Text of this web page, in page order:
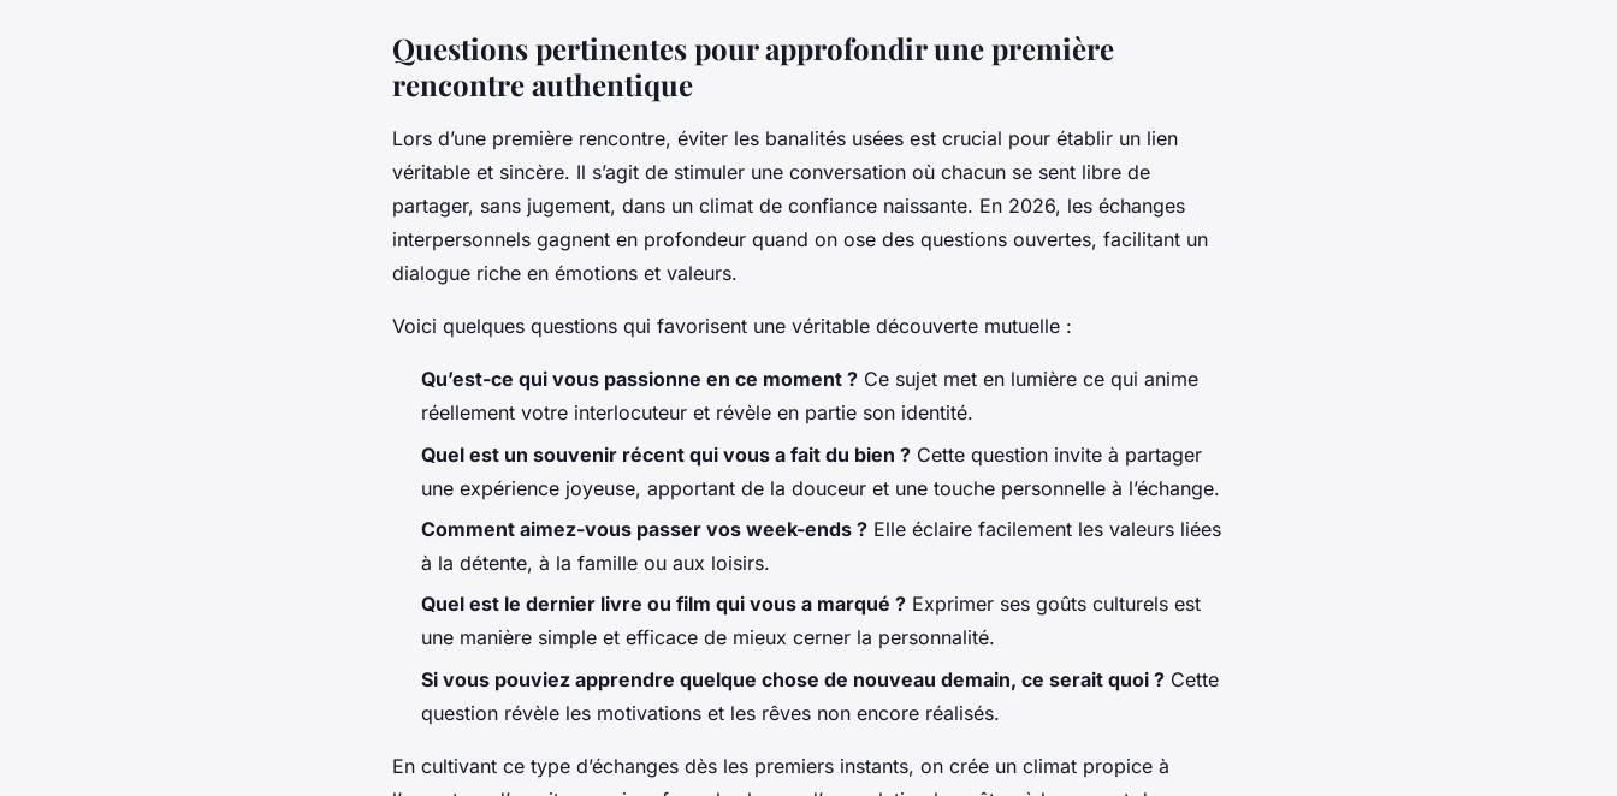
Questions pertinentes pour approfondir une première
rencontre authentique
Lors d’une première rencontre, éviter les banalités usées est crucial pour établir un lien
véritable et sincère. Il s’agit de stimuler une conversation où chacun se sent libre de
partager, sans jugement, dans un climat de confiance naissante. En 2026, les échanges
interpersonnels gagnent en profondeur quand on ose des questions ouvertes, facilitant un
dialogue riche en émotions et valeurs.
Voici quelques questions qui favorisent une véritable découverte mutuelle :
Qu’est-ce qui vous passionne en ce moment ? Ce sujet met en lumière ce qui anime
réellement votre interlocuteur et révèle en partie son identité.
Quel est un souvenir récent qui vous a fait du bien ? Cette question invite à partager
une expérience joyeuse, apportant de la douceur et une touche personnelle à l’échange.
Comment aimez-vous passer vos week-ends ? Elle éclaire facilement les valeurs liées
à la détente, à la famille ou aux loisirs.
Quel est le dernier livre ou film qui vous a marqué ? Exprimer ses goûts culturels est
une manière simple et efficace de mieux cerner la personnalité.
Si vous pouviez apprendre quelque chose de nouveau demain, ce serait quoi ? Cette
question révèle les motivations et les rêves non encore réalisés.
En cultivant ce type d’échanges dès les premiers instants, on crée un climat propice à